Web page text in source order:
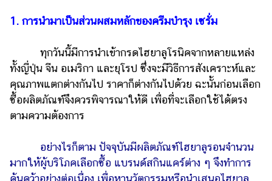
1. การนำมาเป็นส่วนผสมหลักของครีมบำรุง เซรั่ม
ทุกวันนี้มีการนำเข้ากรดไฮยาลูโรนิคจากหลายแหล่ง
ทั้งญี่ปุ่น จีน อเมริกา และยุโรป ซึ่งจะมีวิธีการสังเคราะห์และ
คุณภาพแตกต่างกันไป ราคาก็ต่างกันไปด้วย ฉะนั้นก่อนเลือก
ซื้อผลิตภัณฑ์จึงควรพิจารณาให้ดี เพื่อที่จะเลือกใช้ได้ตรง
ตามความต้องการ
อย่างไรก็ตาม ปัจจุบันมีผลิตภัณฑ์ไฮยาลูรอนจำนวน
มากให้ผู้บริโภคเลือกซื้อ แบรนด์สกินแคร์ต่าง ๆ จึงทำการ
ค้นคว้าอย่างต่อเนื่อง เพื่อหานวัตกรรมหรือนำเสนอไฮยาลู